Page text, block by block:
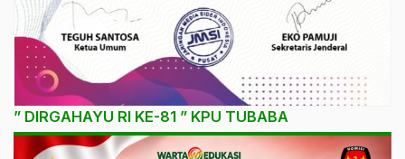
” DIRGAHAYU RI KE-81 ” KPU TUBABA